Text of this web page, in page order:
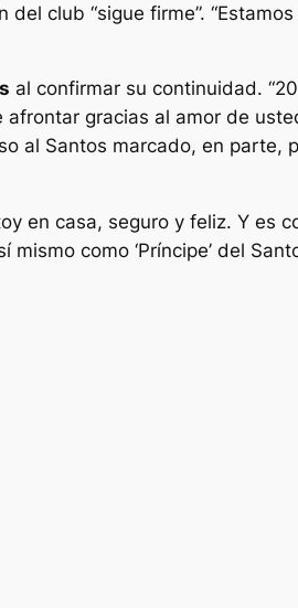
club “sigue firme”.
al confirmar su continuidad.
gracias al amor de
al Santos marcado, en parte,
en casa, seguro y feliz. Y es
como ‘Príncipe’ del